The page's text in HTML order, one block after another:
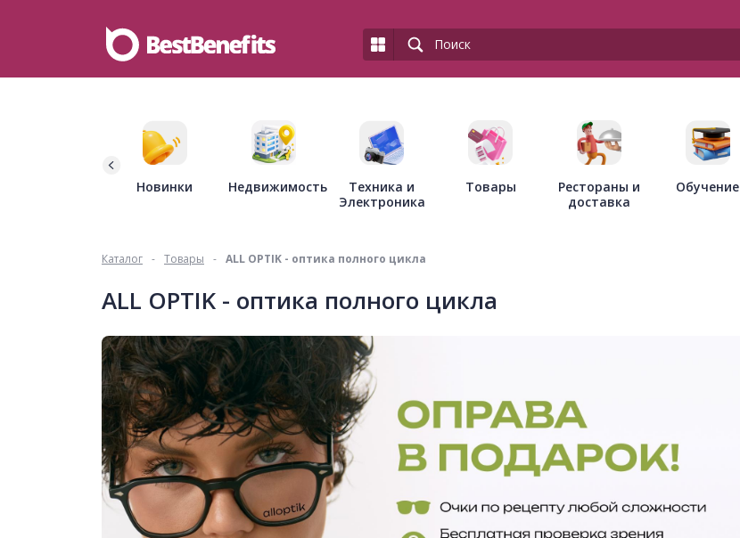
Новинки Недвижимость
Техника и
Электроника
Товары
Рестораны и
доставка
Обучение
Каталог - Товары - ALL OPTIK - оптика полного цикла
ALL OPTIK - оптика полного цикла